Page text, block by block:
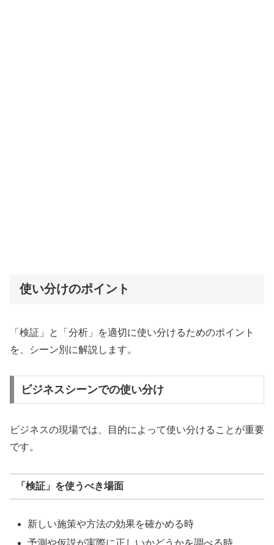
使い分けのポイント
「検証」と「分析」を適切に使い分けるためのポイント
を、シーン別に解説します。
ビジネスシーンでの使い分け
ビジネスの現場では、目的によって使い分けることが重要
です。
「検証」を使うべき場面
新しい施策や方法の効果を確かめる時